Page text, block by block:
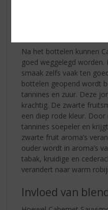
Na het bottelen kunnen
goed weggelegd
smaak zelfs vaak ten
bottelen geopend wordt
tannines en zuur. Deze
krachtig. De zwarte
een diep rode kleur.
tannines soepeler en
zwarte fruit aroma’s
ouder wordt in aroma’s
tabak, kruidige en
verandert naar warm
Invloed van